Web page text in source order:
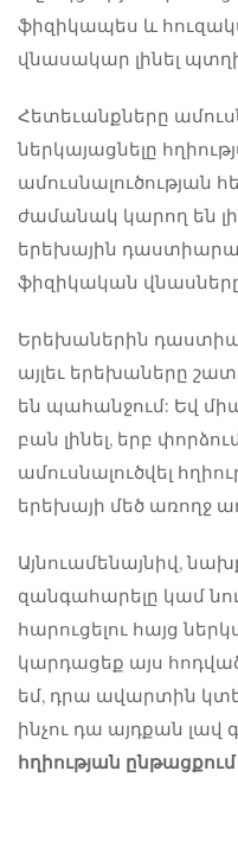
ֆիզիկապես և
վնասակար լինել
Հետեւանքները
ներկայացնելը
ամուսնալուծության
ժամանակ կարող են
երեխային
ֆիզիկական
Երեխաներին
այլեւ երեխաները
են պահանջում: Եվ
բան լինել, երբ
ամուսնալուծվել
երեխայի մեծ առողջ
Այնուամենայնիվ,
զանգահարելը կամ
հարուցելու հայց
կարդացեք այս
եմ, դրա ավարտին
ինչու դա այդքան
հղիության ընթացքում